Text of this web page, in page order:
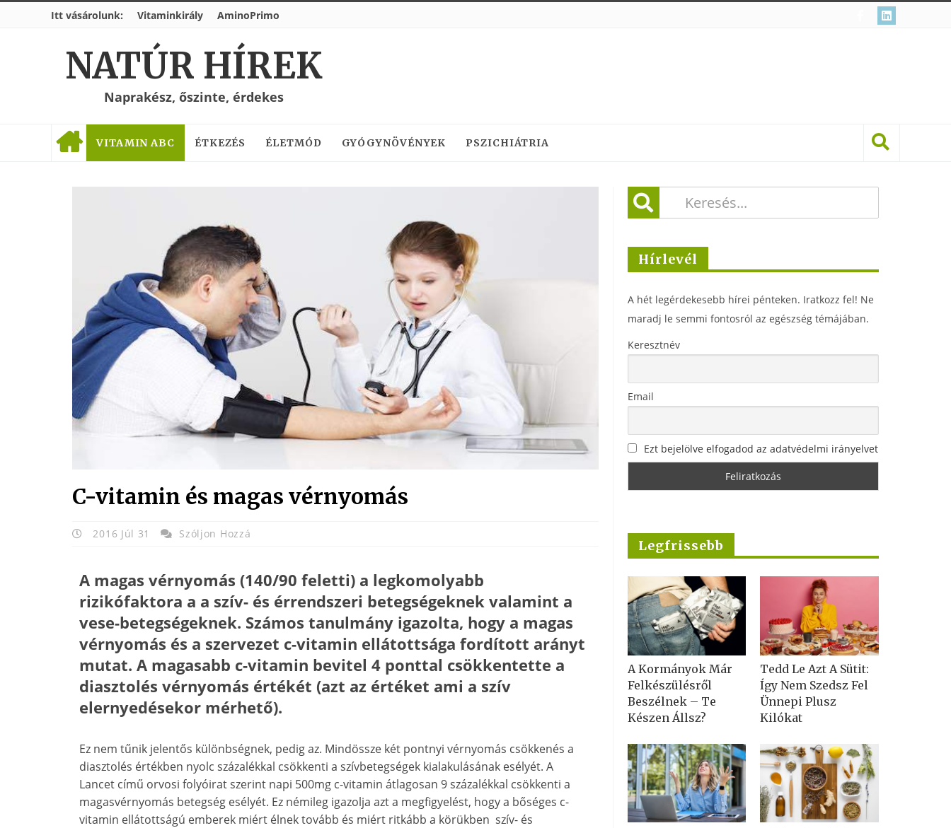
Itt vásárolunk: Vitaminkirály AminoPrimo
NATÚR HÍREK
Naprakész, őszinte, érdekes
VITAMIN ABC ÉTKEZÉS ÉLETMÓD GYÓGYNÖVÉNYEK PSZICHIÁTRIA
C-vitamin és magas vérnyomás
2016 Júl 31 Szóljon Hozzá
A magas vérnyomás (140/90 feletti) a legkomolyabb
rizikófaktora a a szív- és érrendszeri betegségeknek valamint a
vese-betegségeknek. Számos tanulmány igazolta, hogy a magas
vérnyomás és a szervezet c-vitamin ellátottsága fordított arányt
mutat. A magasabb c-vitamin bevitel 4 ponttal csökkentette a
diasztolés vérnyomás értékét (azt az értéket ami a szív
elernyedésekor mérhető).
Ez nem tűnik jelentős különbségnek, pedig az. Mindössze két pontnyi vérnyomás csökkenés a
diasztolés értékben nyolc százalékkal csökkenti a szívbetegségek kialakulásának esélyét. A
Lancet című orvosi folyóirat szerint napi 500mg c-vitamin átlagosan 9 százalékkal csökkenti a
magasvérnyomás betegség esélyét. Ez némileg igazolja azt a megfigyelést, hogy a bőséges c-
vitamin ellátottságú emberek miért élnek tovább és miért ritkább a körükben szív- és
Hírlevél
A hét legérdekesebb hírei pénteken. Iratkozz fel! Ne
maradj le semmi fontosról az egészség témájában.
Keresztnév
Email
Ezt bejelölve elfogadod az adatvédelmi irányelvet
Legfrissebb
A Kormányok Már
Felkészülésről
Beszélnek – Te
Készen Állsz?
Tedd Le Azt A Sütit:
Így Nem Szedsz Fel
Ünnepi Plusz
Kilókat